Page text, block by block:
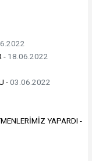
- 18.06.2022
-03.06.2022
YAPARDI -